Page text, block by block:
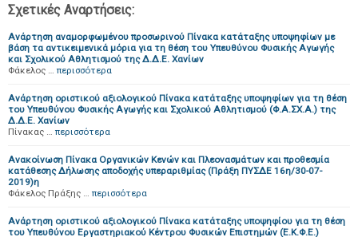
Σχετικές Αναρτήσεις:
Ανάρτηση αναμορφωμένου προσωρινού Πίνακα κατάταξης υποψηφίων με
βάση τα αντικειμενικά μόρια για τη θέση του Υπευθύνου Φυσικής Αγωγής
και Σχολικού Αθλητισμού της Δ.Δ.Ε. Χανίων
Φάκελος … περισσότερα
Ανάρτηση οριστικού αξιολογικού Πίνακα κατάταξης υποψηφίων για τη θέση
του Υπευθύνου Φυσικής Αγωγής και Σχολικού Αθλητισμού (Φ.Α.ΣΧ.Α.) της
Δ.Δ.Ε. Χανίων
Πίνακας … περισσότερα
Ανακοίνωση Πίνακα Οργανικών Κενών και Πλεονασμάτων και προθεσμία
κατάθεσης Δήλωσης αποδοχής υπεραριθμίας (Πράξη ΠΥΣΔΕ 16η/30-07-
2019)η
Φάκελος Πράξης … περισσότερα
Ανάρτηση οριστικού αξιολογικού Πίνακα κατάταξης υποψηφίου για τη θέση
του Υπευθύνου Εργαστηριακού Κέντρου Φυσικών Επιστημών (Ε.Κ.Φ.Ε.)